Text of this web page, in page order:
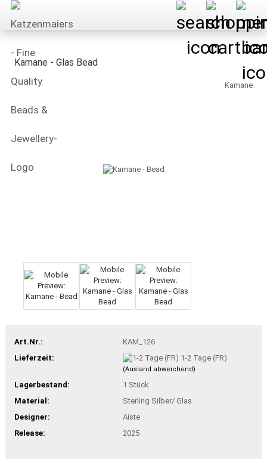
Kamane - Glas Bead
Kamane
Art.Nr.:
KAM_126
Lieferzeit:
1-2 Tage (FR)
(Ausland abweichend)
Lagerbestand: 1 Stück
Material:
Sterling Silber/ Glas
Designer:
Aiste
Release:
2025